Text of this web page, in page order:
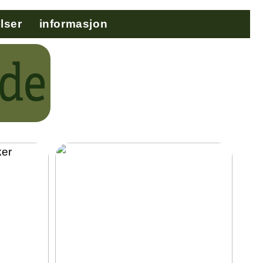
informasjon